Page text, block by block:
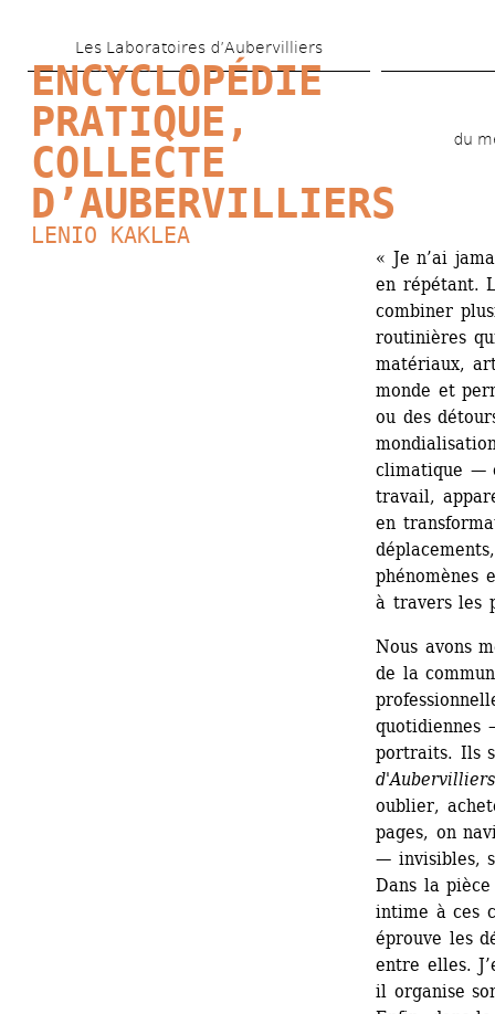
to
main
content
Les Laboratoires d’Aubervilliers
ENCYCLOPÉDIE
PRATIQUE,
COLLECTE
D’AUBERVILLIERS
LENIO KAKLEA
du
« Je n’ai
en répétant.
combiner
routinières
matériaux,
monde et
ou des
climatique —
travail,
en
phénomènes
à travers les
Nous avons
de la
quotidiennes
portraits. Ils
d'Aubervilliers
oublier,
pages, on
— invisibles,
Dans la
intime à ces
éprouve les
entre elles.
il organise